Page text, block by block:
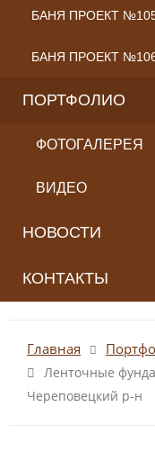
БАНЯ ПРОЕКТ №105
БАНЯ ПРОЕКТ №106
ПОРТФОЛИО
ФОТОГАЛЕРЕЯ
ВИДЕО
НОВОСТИ
КОНТАКТЫ
Главная
Ленточные
Череповецкий р-н